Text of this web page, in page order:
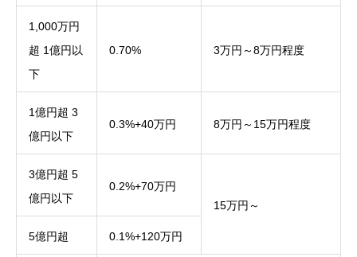
1,000万円
超 1億円以
下
0.70% 3万円～8万円程度
1億円超 3
億円以下
0.3%+40万円 8万円～15万円程度
3億円超 5
億円以下
0.2%+70万円
15万円～
5億円超 0.1%+120万円